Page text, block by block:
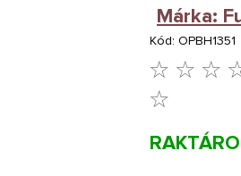
Kód: OPBH1351
Márka: